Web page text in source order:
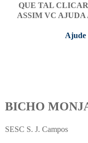
QUE TAL
ASSIM VC
Ajude
BICHO
SESC S. J. Campos